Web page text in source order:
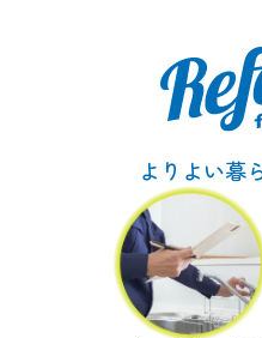
よりよい暮